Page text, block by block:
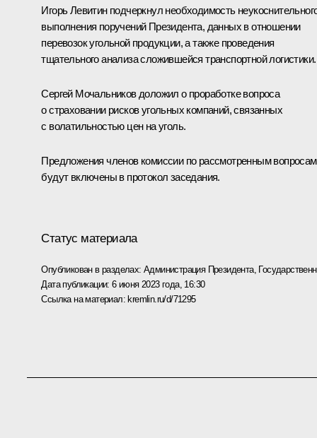
Игорь Левитинподчеркнул необходимость
выполнения поручений Президента, данных в отношении
перевозок угольной продукции, а также проведения
тщательного анализа сложившейся транспортной логистики.
Сергей Мочальников доложил о проработке вопроса
о страховании рисков угольных компаний, связанных
с волатильностью цен на уголь.
Предложения членов комиссии по рассмотренным вопросам
будут включены в протокол заседания.
Статус материала
Опубликован в разделах: Администрация Президента,
Дата публикации:6 июня 2023 года, 16:30
Ссылка на материал: kremlin.ru/d/71295